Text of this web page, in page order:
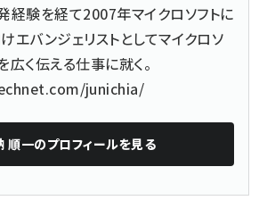
経験を経て2007年マイクロソフトに
エバンジェリストとしてマイクロソ
広く伝える仕事に就く。
junichia/
順一のプロフィールを見る